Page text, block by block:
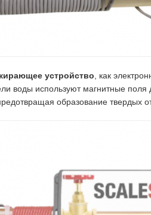
устройство, как
воды используют магнитные
образование твердых